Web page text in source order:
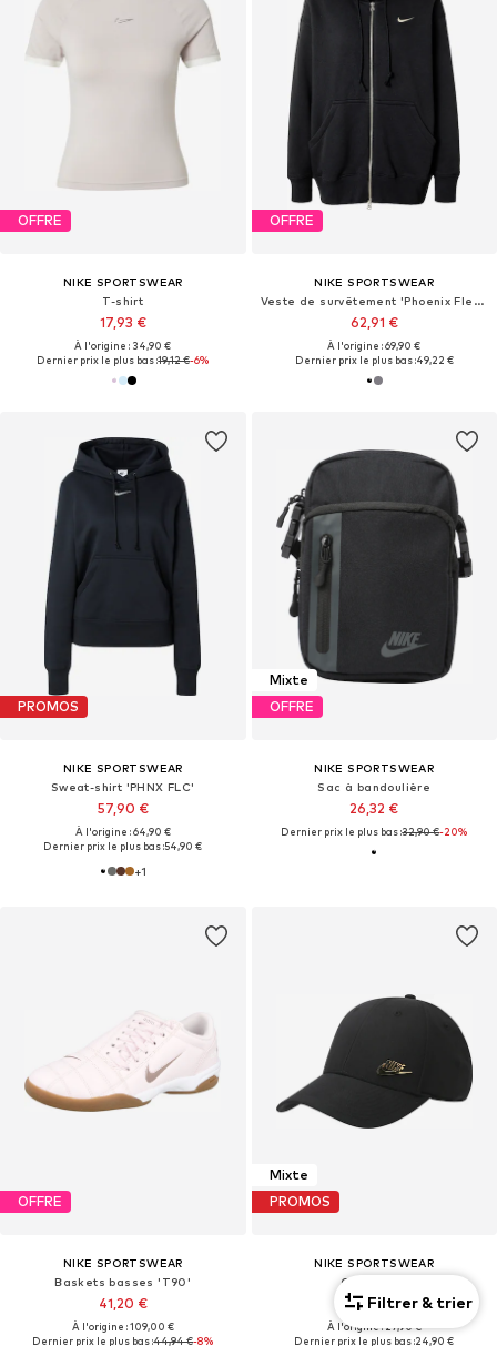
OFFRE
NIKE SPORTSWEAR
T-shirt
17,93 €
À l'origine : 34,90 €
Dernier prix le plus bas :19,12 €-6%
OFFRE
NIKE SPORTSWEAR
Veste de survêtement 'Phoenix Fleece'
62,91 €
À l'origine : 69,90 €
Dernier prix le plus bas :49,22 €
PROMOS
NIKE SPORTSWEAR
Sweat-shirt 'PHNX FLC'
57,90 €
À l'origine : 64,90 €
Dernier prix le plus bas :54,90 €
+1
Mixte
OFFRE
NIKE SPORTSWEAR
Sac à bandoulière
26,32 €
Dernier prix le plus bas :32,90 €-20%
OFFRE
NIKE SPORTSWEAR
Baskets basses 'T90'
41,20 €
À l'origine : 109,00 €
Dernier prix le plus bas :44,94 €-8%
Mixte
PROMOS
NIKE SPORTSWEAR
Casquette
24,90 €
À l'origine : 27,90 €
Dernier prix le plus bas :24,90 €
Filtrer & trier